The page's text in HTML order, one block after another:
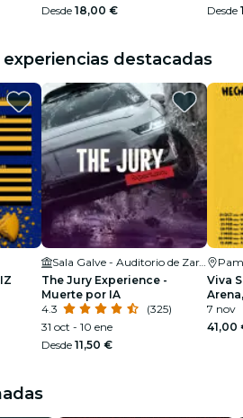
Desde 18,00 €
Desde
destacadas
Sala Galve - Auditorio de Zaragoza
The Jury Experience -
Muerte por IA
4.3
(325)
31 oct - 10 ene
Desde 11,50 €
Viva
7 nov
41,00